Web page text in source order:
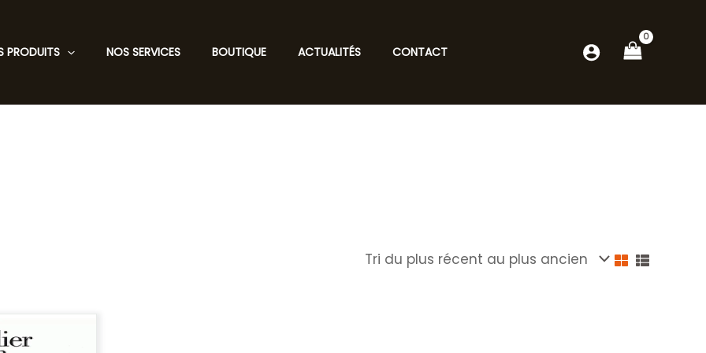
PRODUITS NOS SERVICES BOUTIQUE ACTUALITÉS CONTACT